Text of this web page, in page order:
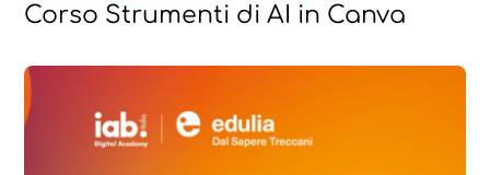
Corso Strumenti di AI in Canva